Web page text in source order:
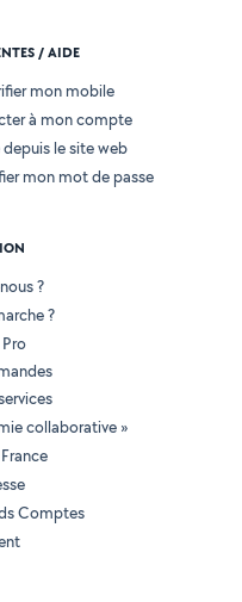
/ AIDE
mon mobile
à mon compte
depuis le site web
mon mot de passe
?
?
collaborative »
Comptes